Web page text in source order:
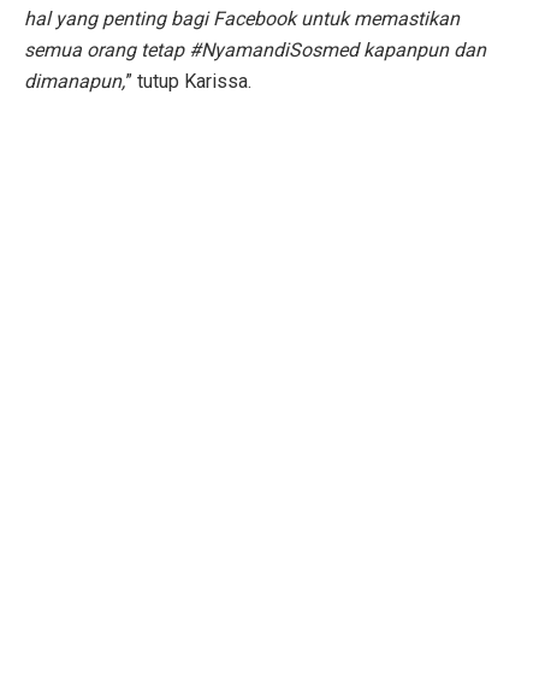
hal yang penting bagi Facebook untuk memastikan
semua orang tetap #NyamandiSosmed kapanpun dan
dimanapun,” tutup Karissa.